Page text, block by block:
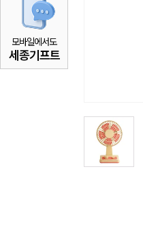
모바일에서도
세종기프트